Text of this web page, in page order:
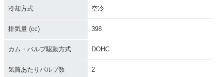
冷却方式 空冷
排気量 (cc) 398
カム・バルブ駆動方式 DOHC
気筒あたりバルブ数 2